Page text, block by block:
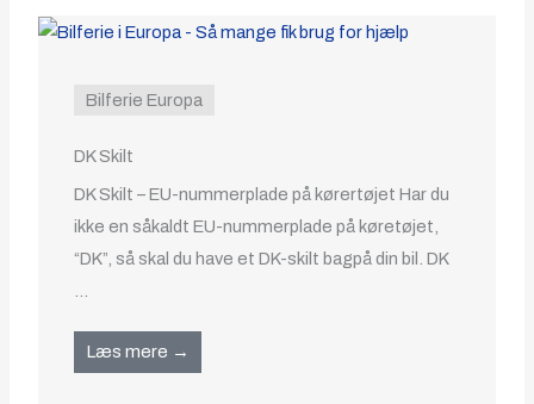
Bilferie Europa
DK Skilt
DK Skilt – EU-nummerplade på kørertøjet Har du
ikke en såkaldt EU-nummerplade på køretøjet,
“DK”, så skal du have et DK-skilt bagpå din bil. DK
Læs mere →